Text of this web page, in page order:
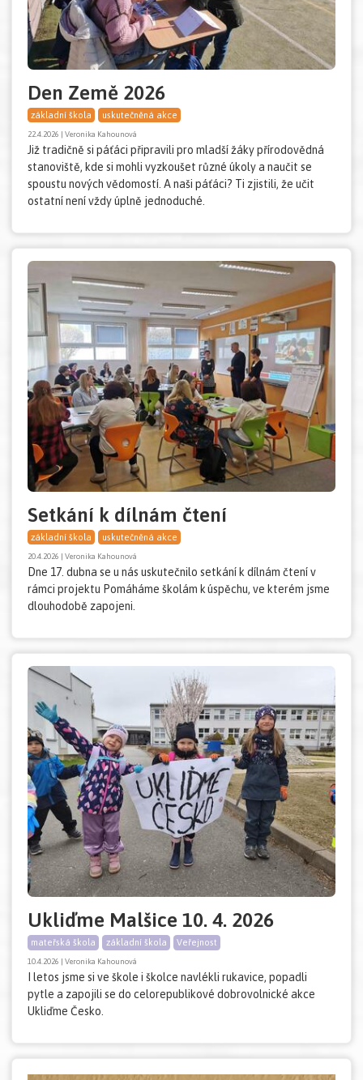
Den Země 2026
základní škola uskutečněná akce
22.4.2026 | Veronika Kahounová
Již tradičně si páťáci připravili pro mladší žáky přírodovědná
stanoviště, kde si mohli vyzkoušet různé úkoly a naučit se
spoustu nových vědomostí. A naši páťáci? Ti zjistili, že učit
ostatní není vždy úplně jednoduché.
Setkání k dílnám čtení
základní škola uskutečněná akce
20.4.2026 | Veronika Kahounová
Dne 17. dubna se u nás uskutečnilo setkání k dílnám čtení v
rámci projektu Pomáháme školám k úspěchu, ve kterém jsme
dlouhodobě zapojeni.
Ukliďme Malšice 10. 4. 2026
mateřská škola základní škola Veřejnost
10.4.2026 | Veronika Kahounová
I letos jsme si ve škole i školce navlékli rukavice, popadli
pytle a zapojili se do celorepublikové dobrovolnické akce
Ukliďme Česko.